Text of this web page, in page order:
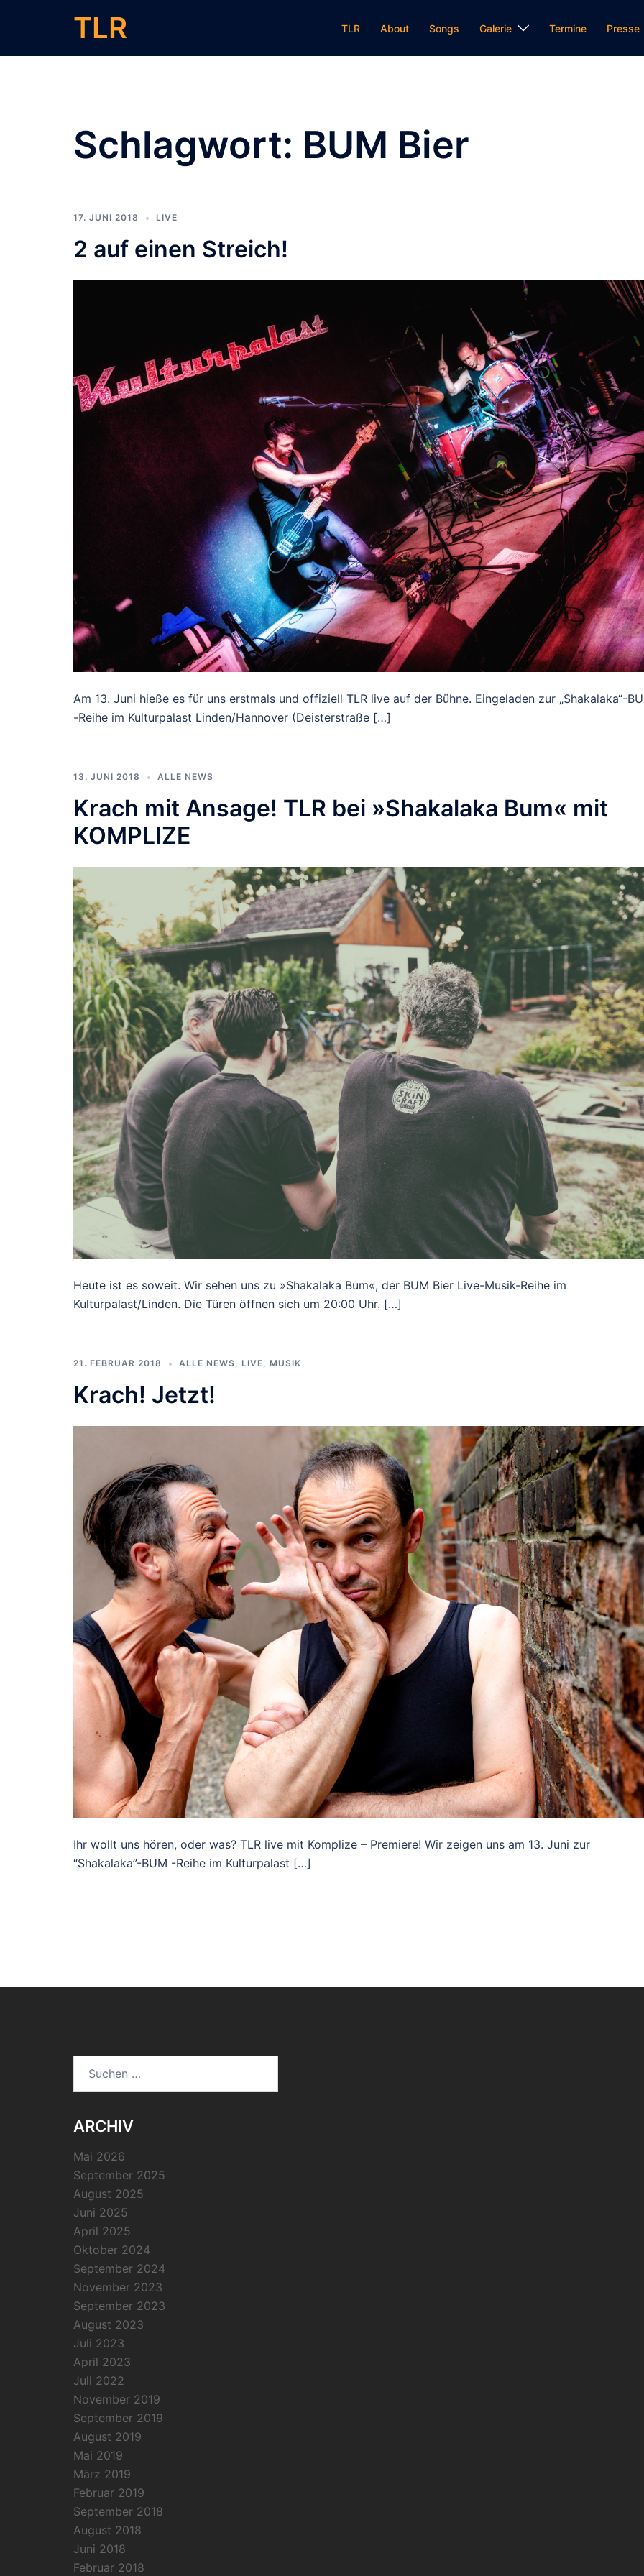
TLR TLR About Songs Galerie Termine Presse
Schlagwort: BUM Bier
17. JUNI 2018 LIVE
2 auf einen Streich!
Am 13. Juni hieße es für uns erstmals und offiziell TLR live auf der Bühne. Eingeladen zur „Shakalaka“-
-Reihe im Kulturpalast Linden/Hannover (Deisterstraße […]
13. JUNI 2018 ALLE NEWS
Krach mit Ansage! TLR bei »Shakalaka Bum« mit
KOMPLIZE
Heute ist es soweit. Wir sehen uns zu »Shakalaka Bum«, der BUM Bier Live-Musik-Reihe im
Kulturpalast/Linden. Die Türen öffnen sich um 20:00 Uhr. […]
21. FEBRUAR 2018 ALLE NEWS, LIVE, MUSIK
Krach! Jetzt!
Ihr wollt uns hören, oder was? TLR live mit Komplize – Premiere! Wir zeigen uns am 13. Juni zur
“Shakalaka”-BUM -Reihe im Kulturpalast […]
ARCHIV
Mai 2026
September 2025
August 2025
Juni 2025
April 2025
Oktober 2024
September 2024
November 2023
September 2023
August 2023
Juli 2023
April 2023
Juli 2022
November 2019
September 2019
August 2019
Mai 2019
März 2019
Februar 2019
September 2018
August 2018
Juni 2018
Februar 2018